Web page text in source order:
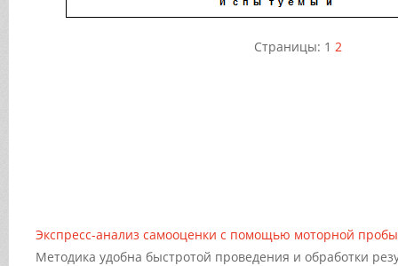
Страницы: 1 2
Экспресс-анализ самооценки с помощью моторной пробы
Методика удобна быстротой проведения и обработки